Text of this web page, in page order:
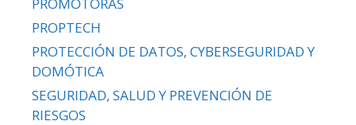
PROPTECH
PROTECCIÓN DE DATOS, CYBERSEGURIDAD Y
DOMÓTICA
SEGURIDAD, SALUD Y PREVENCIÓN DE
RIESGOS